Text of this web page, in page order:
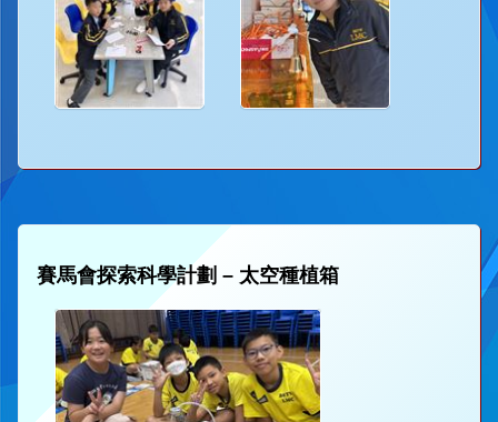
賽馬會探索科學計劃 – 太空種植箱